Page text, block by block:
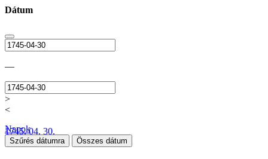
Dátum
—
>
<
1745. 04. 30.
Napok
Szűrés dátumra Összes dátum